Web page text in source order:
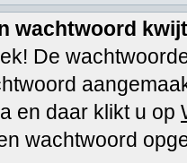
wachtwoord
De
en daar klikt u op
wachtwoord